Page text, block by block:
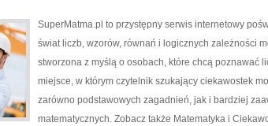
SuperMatma.pl to przystępny serwis internetowy
świat liczb, wzorów, równań i logicznych zależności
stworzona z myślą o osobach, które chcą poznawać
miejsce, w którym czytelnik szukający ciekawostek
zarówno podstawowych zagadnień, jak i bardziej
matematycznych. Zobacz także Matematyka i